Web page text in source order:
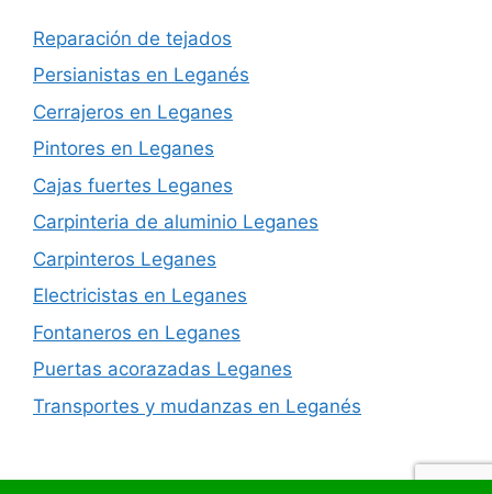
Reparación de tejados
Persianistas en Leganés
Cerrajeros en Leganes
Pintores en Leganes
Cajas fuertes Leganes
Carpinteria de aluminio Leganes
Carpinteros Leganes
Electricistas en Leganes
Fontaneros en Leganes
Puertas acorazadas Leganes
Transportes y mudanzas en Leganés
© 2026 Reformas integrales en Leganes• Creado con